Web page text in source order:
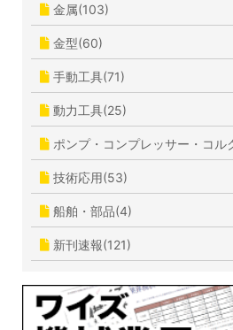
金属(103)
金型(60)
手動工具(71)
動力工具(25)
ポンプ・コンプレッサー・コル
技術応用(53)
船舶・部品(4)
新刊速報(121)